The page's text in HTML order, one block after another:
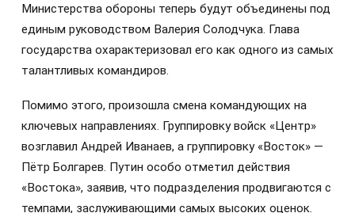
Министерства обороны теперь будут объединены под
единым руководством Валерия Солодчука. Глава
государства охарактеризовал его как одного из самых
талантливых командиров.
Помимо этого, произошла смена командующих на
ключевых направлениях. Группировку войск «Центр»
возглавил Андрей Иванаев, а группировку «Восток» —
Пётр Болгарев. Путин особо отметил действия
«Востока», заявив, что подразделения продвигаются с
темпами, заслуживающими самых высоких оценок.